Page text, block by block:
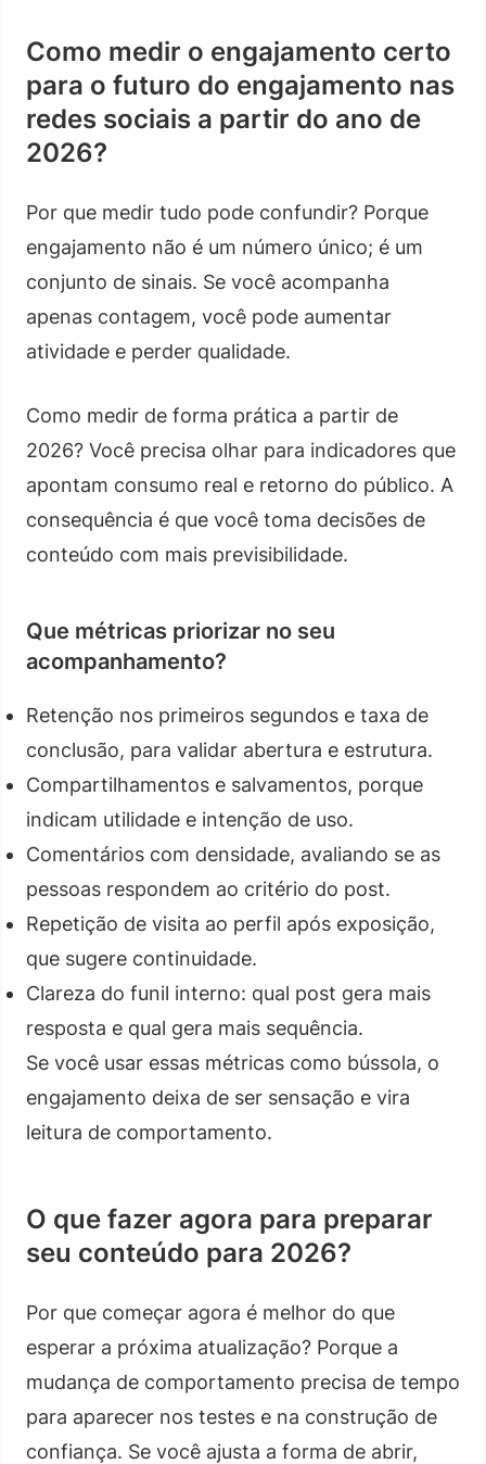
Como medir o engajamento certo
para o futuro do engajamento nas
redes sociais a partir do ano de
2026?
Por que medir tudo pode confundir? Porque
engajamento não é um número único; é um
conjunto de sinais. Se você acompanha
apenas contagem, você pode aumentar
atividade e perder qualidade.
Como medir de forma prática a partir de
2026? Você precisa olhar para indicadores que
apontam consumo real e retorno do público. A
consequência é que você toma decisões de
conteúdo com mais previsibilidade.
Que métricas priorizar no seu
acompanhamento?
Retenção nos primeiros segundos e taxa de
conclusão, para validar abertura e estrutura.
Compartilhamentos e salvamentos, porque
indicam utilidade e intenção de uso.
Comentários com densidade, avaliando se as
pessoas respondem ao critério do post.
Repetição de visita ao perfil após exposição,
que sugere continuidade.
Clareza do funil interno: qual post gera mais
resposta e qual gera mais sequência.
Se você usar essas métricas como bússola, o
engajamento deixa de ser sensação e vira
leitura de comportamento.
O que fazer agora para preparar
seu conteúdo para 2026?
Por que começar agora é melhor do que
esperar a próxima atualização? Porque a
mudança de comportamento precisa de tempo
para aparecer nos testes e na construção de
confiança. Se você ajusta a forma de abrir,